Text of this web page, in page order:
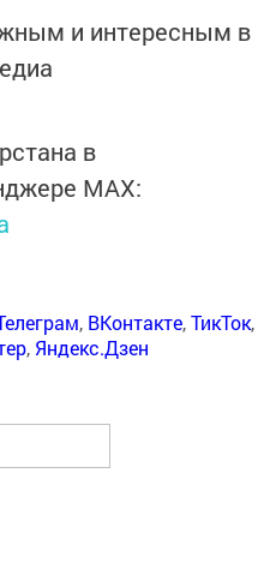
и интересным в
в
MАХ:
, ВКонтакте,ТикТок,
, Яндекс.Дзен